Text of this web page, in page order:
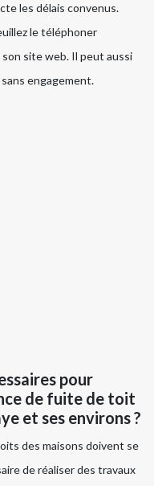
les délais convenus.
le téléphoner
site web. Il peut aussi
engagement.
pour
de fuite de toit
et ses environs ?
des maisons doivent se
de réaliser des travaux